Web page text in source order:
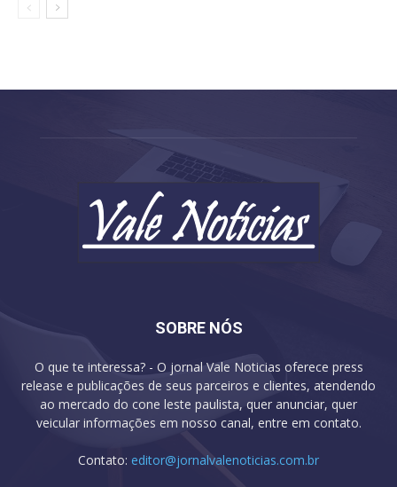
SOBRE NÓS
O que te interessa? - O jornal Vale Noticias oferece press
release e publicações de seus parceiros e clientes, atendendo
ao mercado do cone leste paulista, quer anunciar, quer
veicular informações em nosso canal, entre em contato.
Contato: editor@jornalvalenoticias.com.br